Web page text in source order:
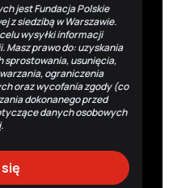
jest Fundacja Polskie
z siedzibą w Warszawie.
wysyłki informacji
Masz prawo do: uzyskania
sprostowania, usunięcia,
ograniczenia
oraz wycofania zgody (co
dokonanego przed
danych osobowych
.